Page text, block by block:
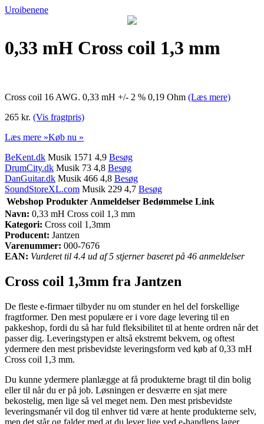
Uroibenene
0,33 mH Cross coil 1,3 mm
Cross coil 16 AWG. 0,33 mH +/- 2 % 0,19 Ohm (Læs mere)
265 kr. (Vis fragtpris)
Læs mere »Køb nu »
BeKent.dk Musik 1571 4,9 Besøg
DrumCity.dk Musik 73 4,8 Besøg
DanGuitar.dk Musik 466 4,8 Besøg
SoundStoreXL.com Musik 229 4,7 Besøg
Webshop Produkter Anmeldelser Bedømmelse Link
Navn: 0,33 mH Cross coil 1,3 mm
Kategori: Cross coil 1,3mm
Producent: Jantzen
Varenummer: 000-7676
EAN: Vurderet til 4.4 ud af 5 stjerner baseret på 46 anmeldelser
Cross coil 1,3mm fra Jantzen
De fleste e-firmaer tilbyder nu om stunder en hel del forskellige
fragtformer. Den mest populære er i vore dage levering til en
pakkeshop, fordi du så har fuld fleksibilitet til at hente ordren når det
passer dig. Leveringstypen er altså ekstremt bekvem, og oftest
ydermere den mest prisbevidste leveringsform ved køb af 0,33 mH
Cross coil 1,3 mm.
Du kunne ydermere planlægge at få produkterne bragt til din bolig
eller til når du er på job. Løsningen er desværre en sjat mere
bekostelig, men lige så vel meget nem. Den mest prisbevidste
leveringsmanér vil dog til enhver tid være at hente produkterne selv,
men det står og falder med at du lever lige ved e-handlens lager.